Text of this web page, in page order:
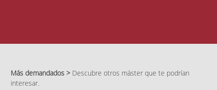
Más demandados > Descubre otros máster que te podrían
interesar.